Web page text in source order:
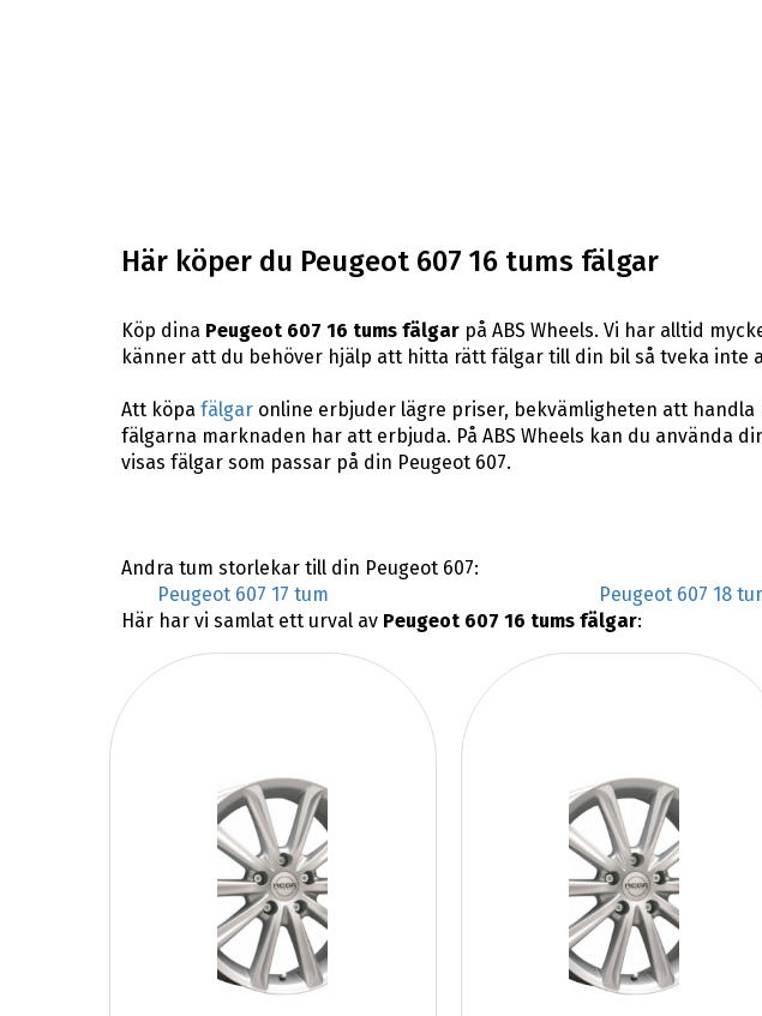
Här köper du Peugeot 607 16 tums fälgar
Köp dina Peugeot 607 16 tums fälgarpå ABS Wheels. Vi har alltid
känner att du behöver hjälp att hitta rätt fälgar till din bil så tveka inte
Att köpa fälgaronline erbjuder lägre priser, bekvämligheten att handla
fälgarna marknaden har att erbjuda. På ABS Wheels kan du
visas fälgar som passar på din Peugeot 607.
Andra tum storlekar till din Peugeot 607:
Peugeot 607 17 tum
Peugeot 607 18
Här har vi samlat ett urval av Peugeot 607 16 tums fälgar: